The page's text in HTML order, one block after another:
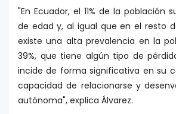
"En Ecuador, el 11% de la población
de edad y, al igual que en el resto
existe una alta prevalencia en la
39%, que tiene algún tipo de
incide de forma significativa en su
capacidad de relacionarse y
autónoma", explica Álvarez.